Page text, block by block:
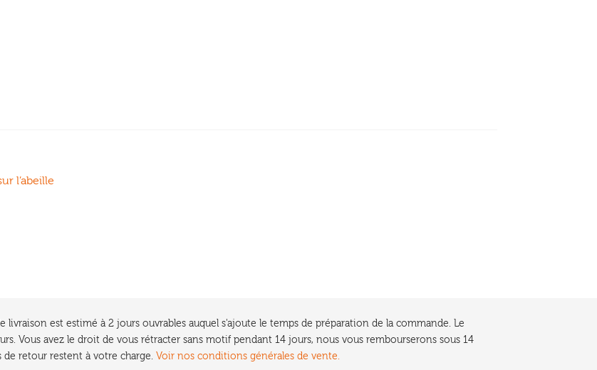
l’abeille
livraison est estimé à 2 jours ouvrables auquel s'ajoute le temps de préparation de la commande. Le
Vous avez le droit de vous rétracter sans motif pendant 14 jours, nous vous rembourserons sous 14
retour restent à votre charge. Voir nos conditions générales de vente.